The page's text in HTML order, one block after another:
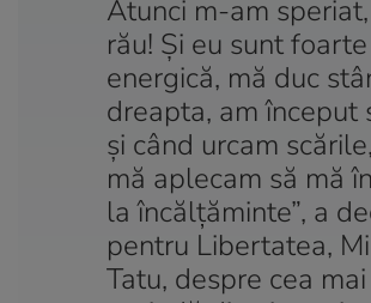
Atunci m-am
rău! Și eu sunt foarte
energică, mă duc
dreapta, am început
și când urcam
mă aplecam să mă
la încălțăminte”, a
pentru Libertatea,
Tatu, despre cea